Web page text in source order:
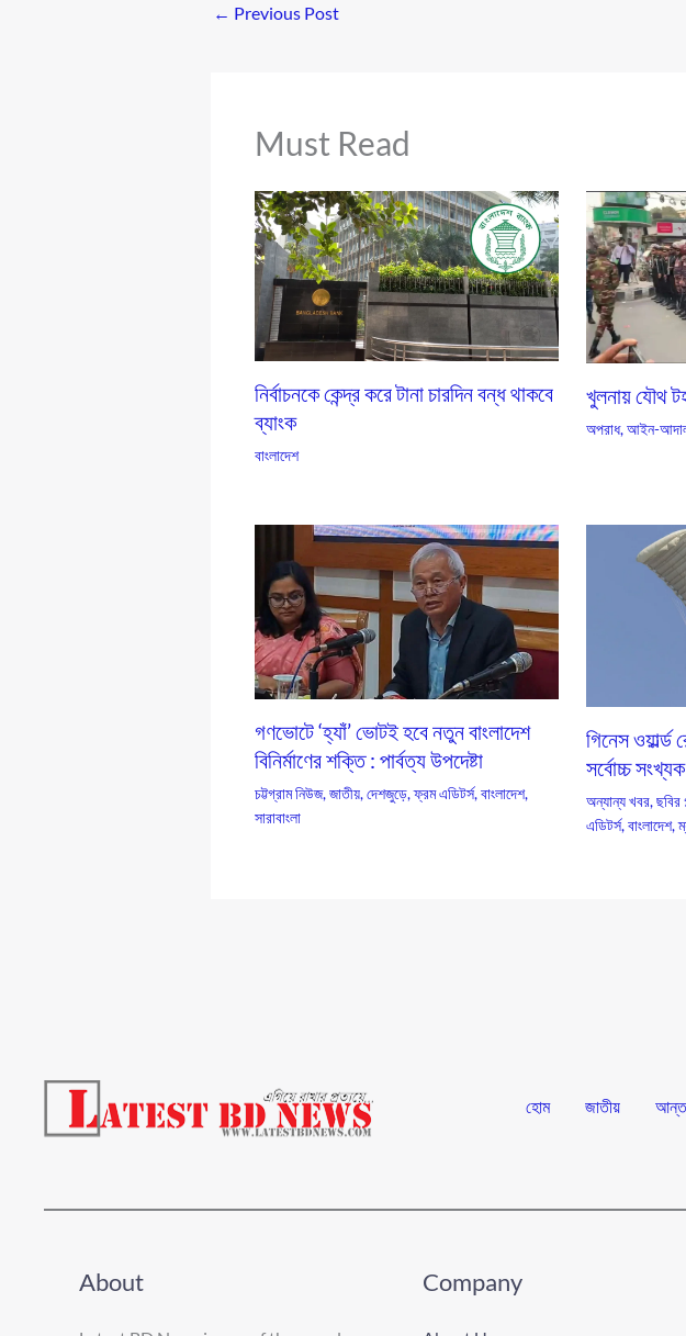
← Previous Post
Must Read
নির্বাচনকে কেন্দ্র করে টানা চারদিন বন্ধ থাকবে
ব্যাংক
বাংলাদেশ
খুলনায় যৌথ
অপরাধ,আইন-
গণভোটে ‘হ্যাঁ’ ভোটই হবে নতুন বাংলাদেশ
বিনির্মাণের শক্তি : পার্বত্য উপদেষ্টা
চট্টগ্রাম নিউজ,জাতীয়,দেশজুড়ে,ফ্রম এডিটর্স,বাংলাদেশ,
সারাবাংলা
গিনেস
সর্বোচ্চ
অন্যান্য খবর,ছবির
এডিটর্স,বাংলাদেশ,
হোম জাতীয়
About Company